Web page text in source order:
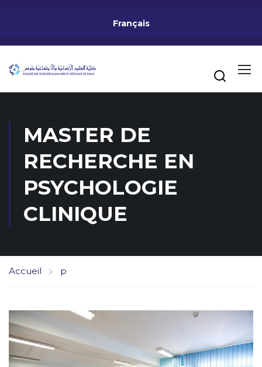
Français
MASTER DE
RECHERCHE EN
PSYCHOLOGIE
CLINIQUE
Accueil p